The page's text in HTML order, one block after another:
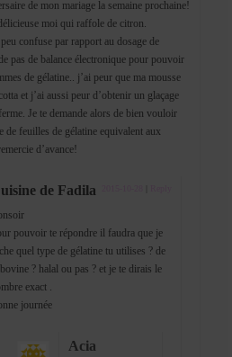
de mon mariage la semaine prochaine!
moi qui raffole de citron.
confuse par rapport au dosage de
pas de balance électronique pour pouvoir
de gélatine.. j’ai peur que ma mousse
et j’ai aussi peur d’obtenir un glaçage
Je te demande alors de bien vouloir
de feuilles de gélatine equivalent aux
d’avance!
de Fadila
pouvoir te répondre il faudra que je
quel type de gélatine tu utilises ? de
? halal ou pas ? et je te dirais le
exact .
journée
Acia